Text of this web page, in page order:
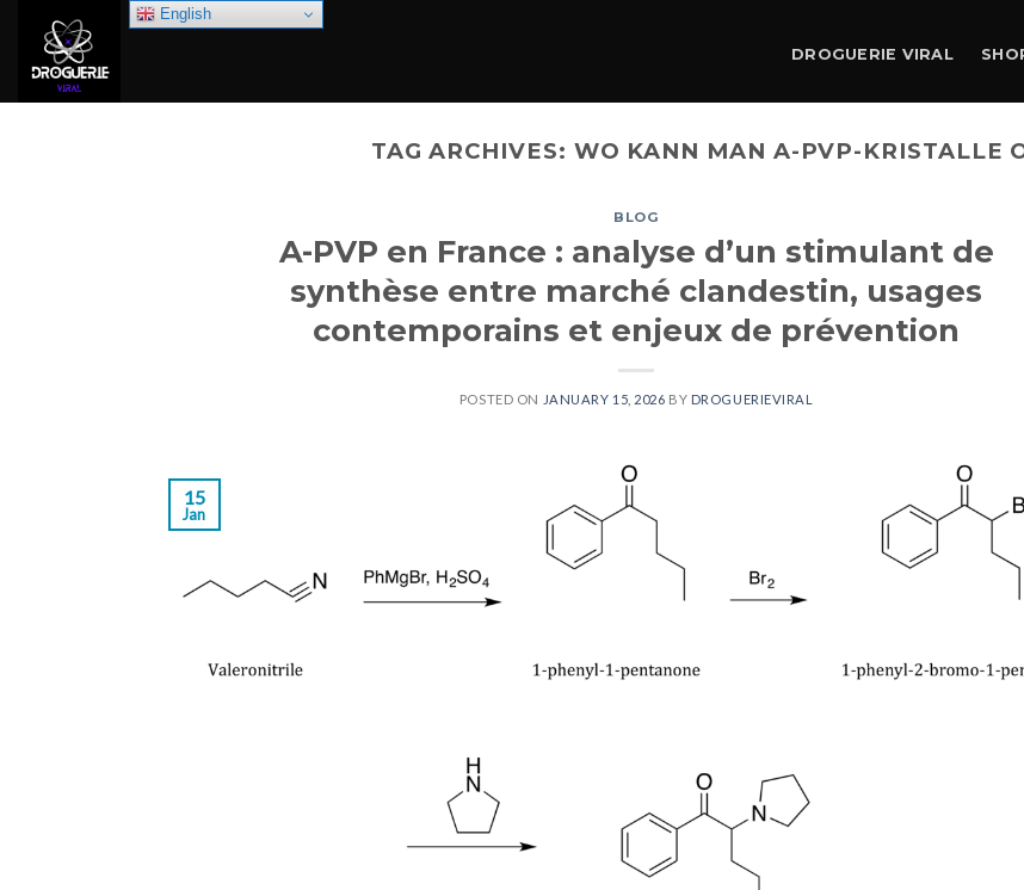
content
DROGUERIE VIRAL
TAG ARCHIVES: WO KANN MAN A-PVP-KRISTALLE
BLOG
A-PVP en France : analyse d’un stimulant de
synthèse entre marché clandestin, usages
contemporains et enjeux de prévention
POSTED ON JANUARY 15, 2026 BY DROGUERIEVIRAL
15
Jan
English